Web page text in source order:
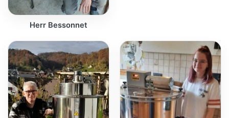
Herr Bessonnet